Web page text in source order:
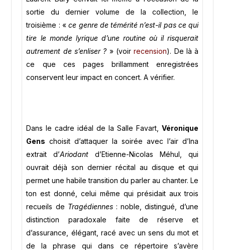
sortie du dernier volume de la collection, le
troisième : «ce genre de témérité n’est-il pas ce qui
tire le monde lyrique d’une routine où il risquerait
autrement de s’enliser ?» (voirrecension). De là à
ce que ces pages brillamment enregistrées
conservent leur impact en concert. A vérifier.
Dans le cadre idéal de la Salle Favart,Véronique
Gens choisit d’attaquer la soirée avec l’air d’Ina
extrait d’Ariodant d’Etienne-Nicolas Méhul, qui
ouvrait déjà son dernier récital au disque et qui
permet une habile transition du parler au chanter. Le
ton est donné, celui même qui présidait aux trois
recueils de Tragédiennes: noble, distingué, d’une
distinction paradoxale faite de réserve et
d’assurance, élégant, racé avec un sens du mot et
de la phrase qui dans ce répertoire s’avère